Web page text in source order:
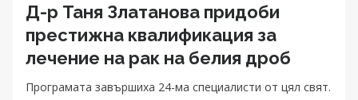
Д-р Таня Златанова придоби
престижна квалификация за
лечение на рак на белия дроб
Програмата завършиха 24-ма специалисти от цял свят.